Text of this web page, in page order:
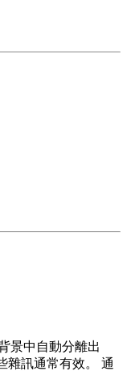
景中自動分離出
雜訊通常有效。 通